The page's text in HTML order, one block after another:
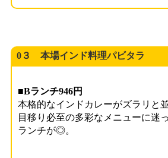
0３ 本場インド料理パビタラ
■Bランチ946円
本格的なインドカレーがズラリと
目移り必至の多彩なメニューに迷
ランチが◎。